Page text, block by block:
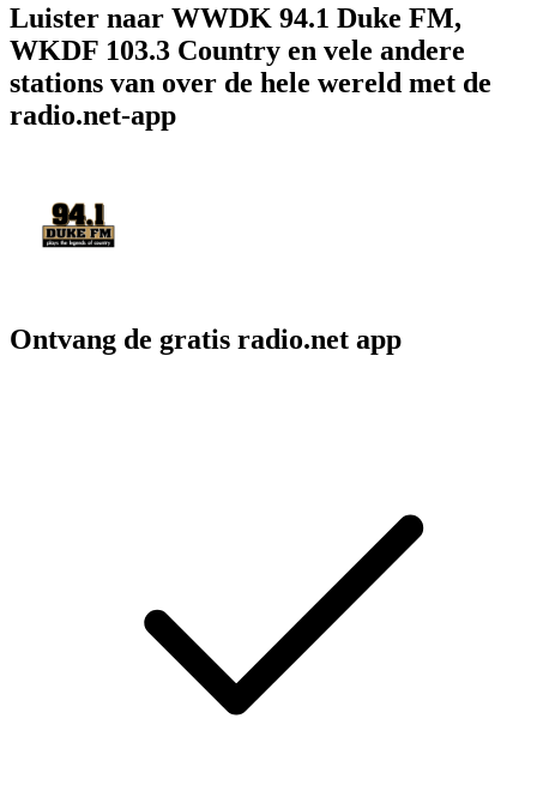
Luister naar WWDK 94.1 Duke FM,
WKDF 103.3 Country en vele andere
stations van over de hele wereld met de
radio.net-app
Ontvang de gratis radio.net app